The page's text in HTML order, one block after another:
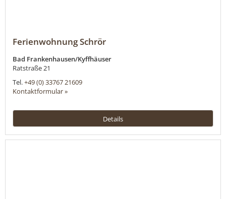
Ferienwohnung Schrör
Bad Frankenhausen/Kyffhäuser
Ratstraße 21
Tel.+49 (0) 33767 21609
Kontaktformular »
Details